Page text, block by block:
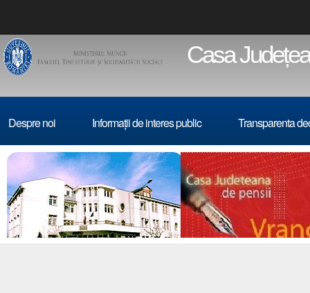
Casa
Despre noi Informații de interes public Transparenta